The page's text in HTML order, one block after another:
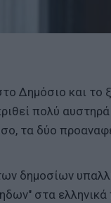
Δημόσιο και το
πολύ
τα δύο
δημοσίων
στα